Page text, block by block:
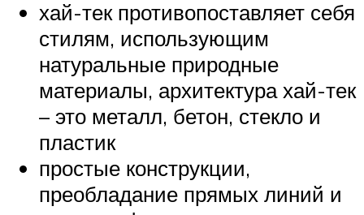
хай-тек противопоставляет себя
стилям, использующим
натуральные природные
материалы, архитектура хай-тек
– это металл, бетон, стекло и
пластик
простые конструкции,
преобладание прямых линий и